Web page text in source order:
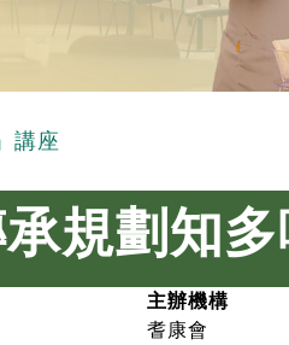
講座
規劃知
主辦機構
耆康會